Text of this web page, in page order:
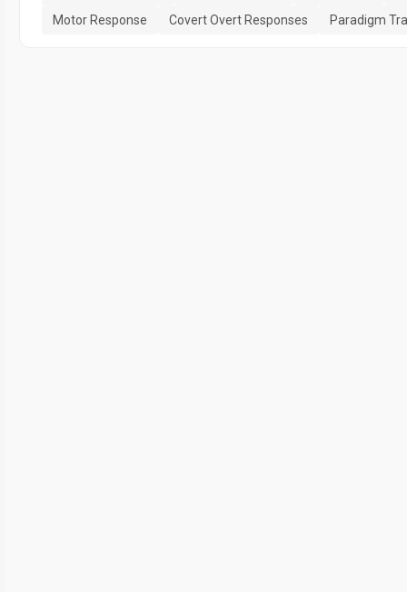
Motor Response
Covert Overt Responses Paradigm